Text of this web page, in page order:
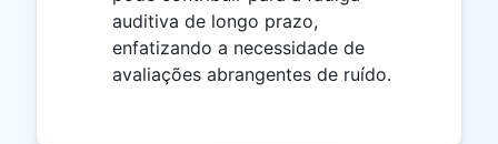
auditiva de longo prazo,
enfatizando a necessidade de
avaliações abrangentes de ruído.